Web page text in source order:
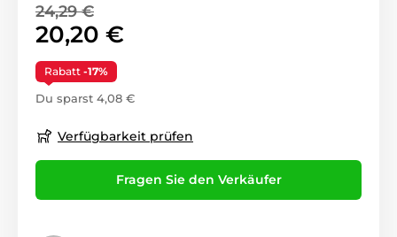
24,29 €
20,20 €
Rabatt -17%
Du sparst 4,08 €
Verfügbarkeit prüfen
Fragen Sie den Verkäufer